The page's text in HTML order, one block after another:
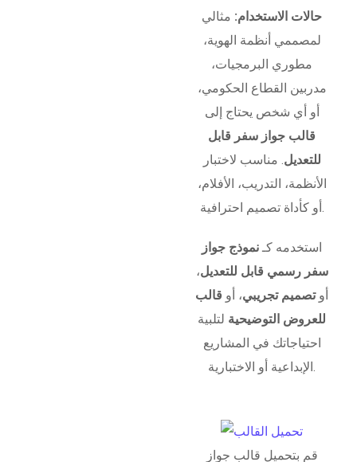
حالات الاستخدام: مثالي
لمصممي أنظمة الهوية،
مطوري البرمجيات،
مدربين القطاع الحكومي،
أو أي شخص يحتاج إلى
قالب جواز سفر قابل
للتعديل. مناسب لاختبار
الأنظمة، التدريب، الأفلام،
أو كأداة تصميم احترافية.
استخدمه كـنموذج جواز
سفر رسمي قابل للتعديل،
أوتصميم تجريبي، أو قالب
للعروض التوضيحية لتلبية
احتياجاتك في المشاريع
الإبداعية أو الاختبارية.
قم بتحميل قالب جواز